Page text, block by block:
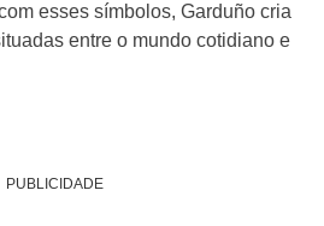
esses símbolos, Garduño cria
entre o mundo cotidiano e
PUBLICIDADE